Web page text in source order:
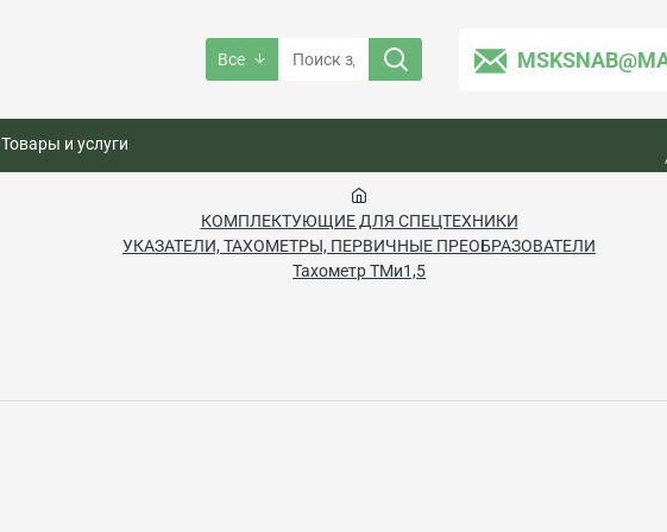
Все
Товары и услуги
КОМПЛЕКТУЮЩИЕ ДЛЯ СПЕЦТЕХНИКИ
УКАЗАТЕЛИ, ТАХОМЕТРЫ, ПЕРВИЧНЫЕ ПРЕОБРАЗОВАТЕЛИ
Тахометр ТМи1,5